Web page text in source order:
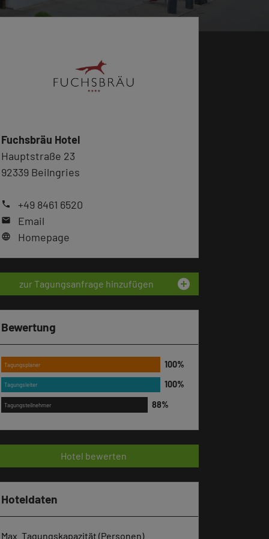
Fuchsbräu Hotel
Hauptstraße 23
92339 Beilngries
phone +49 8461 6520
mail Email
language Homepage
zur Tagungsanfrage hinzufügen add_circle
Bewertung
Tagungsplaner
Tagungsleiter
Tagungsteilnehmer
Hotel bewerten
Hoteldaten
Max. Tagungskapazität (Personen)